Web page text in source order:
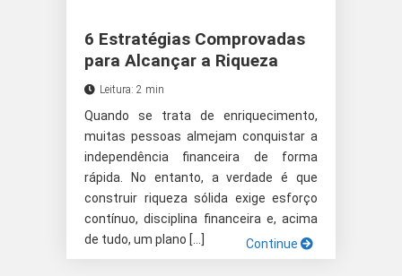
6 Estratégias Comprovadas
para Alcançar a Riqueza
Leitura: 2 min
Quando se trata de enriquecimento,
muitas pessoas almejam conquistar a
independência financeira de forma
rápida. No entanto, a verdade é que
construir riqueza sólida exige esforço
contínuo, disciplina financeira e, acima
de tudo, um plano […]
Continue